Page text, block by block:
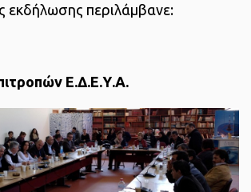
εκδήλωσης περιλάμβανε:
Ε.Δ.Ε.Υ.Α.